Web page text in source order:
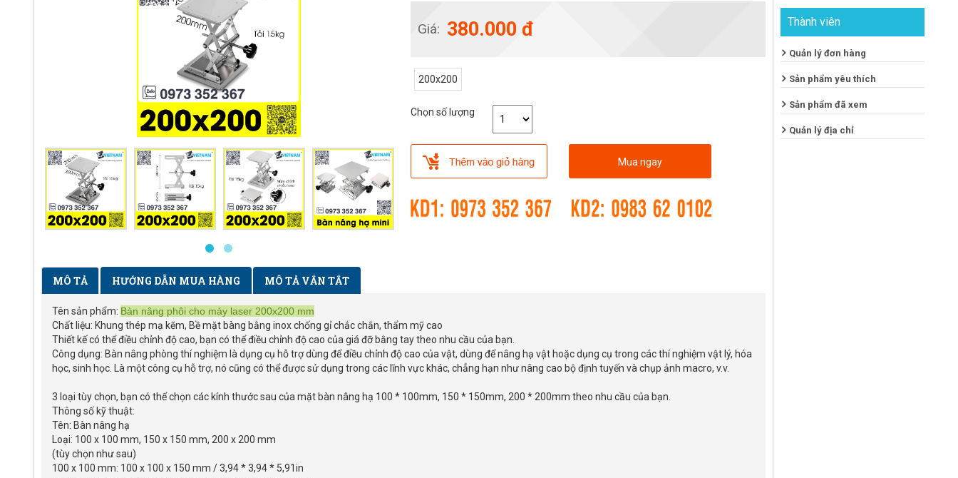
Giá: 380.000 đ
200x200
Chọn số lượng
Mua ngay
MÔ TẢ HƯỚNG DẪN MUA HÀNG MÔ TẢ VẮN TẮT
Tên sản phẩm: Bàn nâng phôi cho máy laser 200x200 mm
Chất liệu: Khung thép mạ kẽm, Bề mặt bàng bằng inox chống gỉ chắc chắn, thẩm mỹ cao
Thiết kế có thể điều chỉnh độ cao, bạn có thể điều chỉnh độ cao của giá đỡ bằng tay theo nhu cầu của bạn.
Công dụng: Bàn nâng phòng thí nghiệm là dụng cụ hỗ trợ dùng để điều chỉnh độ cao của vật, dùng để nâng hạ vật hoặc dụng cụ trong các thí nghiệm vật lý, hóa
học, sinh học. Là một công cụ hỗ trợ, nó cũng có thể được sử dụng trong các lĩnh vực khác, chẳng hạn như nâng cao bộ định tuyến và chụp ảnh macro, v.v.
3 loại tùy chọn, bạn có thể chọn các kính thước sau của mặt bàn nâng hạ 100 * 100mm, 150 * 150mm, 200 * 200mm theo nhu cầu của bạn.
Thông số kỹ thuật:
Tên: Bàn nâng hạ
Loại: 100 x 100 mm, 150 x 150 mm, 200 x 200 mm
(tùy chọn như sau)
100 x 100 mm: 100 x 100 x 150 mm / 3,94 * 3,94 * 5,91in
Thành viên
Quản lý đơn hàng
Sản phẩm yêu thích
Sản phẩm đã xem
Quản lý địa chỉ